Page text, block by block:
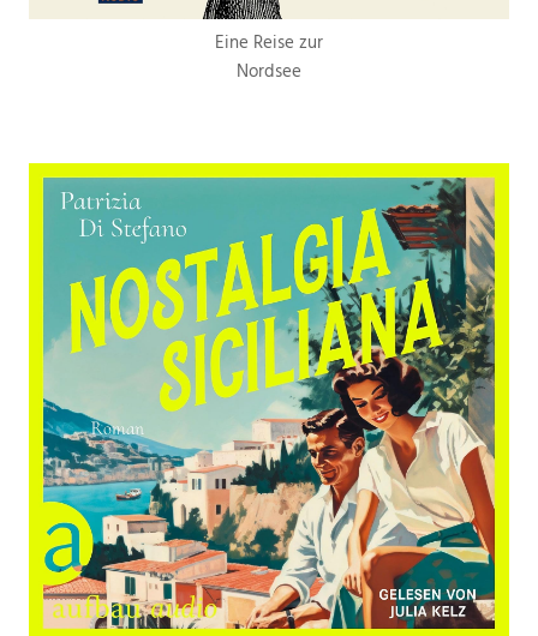
Eine Reise zur
Nordsee